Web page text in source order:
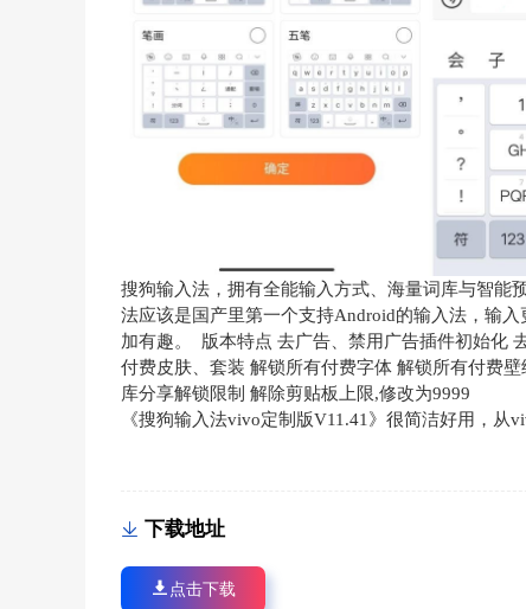
搜狗输入法，拥有全能输入方式、海量词库与智能
法应该是国产里第一个支持Android的输入法，输
加有趣。 版本特点 去广告、禁用广告插件初始化
付费皮肤、套装 解锁所有付费字体 解锁所有付费
库分享解锁限制 解除剪贴板上限,修改为9999
《搜狗输入法vivo定制版V11.41》很简洁好用，
下载地址
点击下载